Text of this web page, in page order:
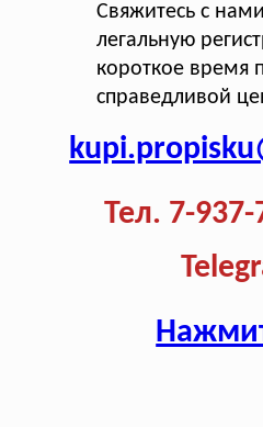
Свяжитесь с
легальную
короткое время
справедливой
Тел. 7-